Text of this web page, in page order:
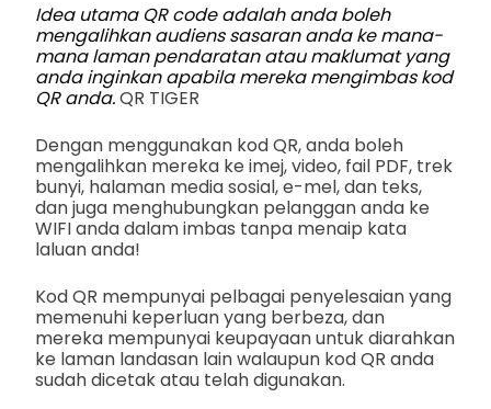
Idea utama QR code adalah anda boleh
mengalihkan audiens sasaran anda ke mana-
mana laman pendaratan atau maklumat yang
anda inginkan apabila mereka mengimbas kod
QR anda.QR TIGER
Dengan menggunakan kod QR, anda boleh
mengalihkan mereka ke imej, video, fail PDF, trek
bunyi, halaman media sosial, e-mel, dan teks,
dan juga menghubungkan pelanggan anda ke
WIFI anda dalam imbas tanpa menaip kata
laluan anda!
Kod QR mempunyai pelbagai penyelesaian yang
memenuhi keperluan yang berbeza, dan
mereka mempunyai keupayaan untuk diarahkan
ke laman landasan lain walaupun kod QR anda
sudah dicetak atau telah digunakan.